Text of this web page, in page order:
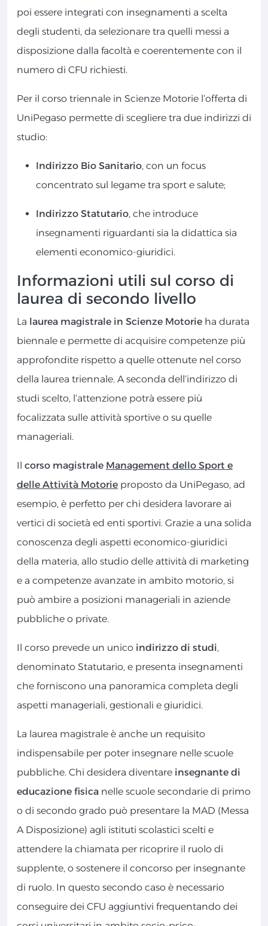
poi essere integrati con insegnamenti a scelta
degli studenti, da selezionare tra quelli messi a
disposizione dalla facoltà e coerentemente con il
numero di CFU richiesti.
Per il corso triennale in Scienze Motorie l’offerta di
UniPegaso permette di scegliere tra due indirizzi di
studio:
Indirizzo Bio Sanitario, con un focus
concentrato sul legame tra sport e salute;
Indirizzo Statutario, che introduce
insegnamenti riguardanti sia la didattica sia
elementi economico-giuridici.
Informazioni utili sul corso di
laurea di secondo livello
La laurea magistrale in Scienze Motorie ha durata
biennale e permette di acquisire competenze più
approfondite rispetto a quelle ottenute nel corso
della laurea triennale. A seconda dell’indirizzo di
studi scelto, l’attenzione potrà essere più
focalizzata sulle attività sportive o su quelle
manageriali.
Il corso magistrale Management dello Sport e
delle Attività Motorie proposto da UniPegaso, ad
esempio, è perfetto per chi desidera lavorare ai
vertici di società ed enti sportivi. Grazie a una solida
conoscenza degli aspetti economico-giuridici
della materia, allo studio delle attività di marketing
e a competenze avanzate in ambito motorio, si
può ambire a posizioni manageriali in aziende
pubbliche o private.
Il corso prevede un unico indirizzo di studi,
denominato Statutario, e presenta insegnamenti
che forniscono una panoramica completa degli
aspetti manageriali, gestionali e giuridici.
La laurea magistrale è anche un requisito
indispensabile per poter insegnare nelle scuole
pubbliche. Chi desidera diventare insegnante di
educazione fisica nelle scuole secondarie di primo
o di secondo grado può presentare la MAD (Messa
A Disposizione) agli istituti scolastici scelti e
attendere la chiamata per ricoprire il ruolo di
supplente, o sostenere il concorso per insegnante
di ruolo. In questo secondo caso è necessario
conseguire dei CFU aggiuntivi frequentando dei